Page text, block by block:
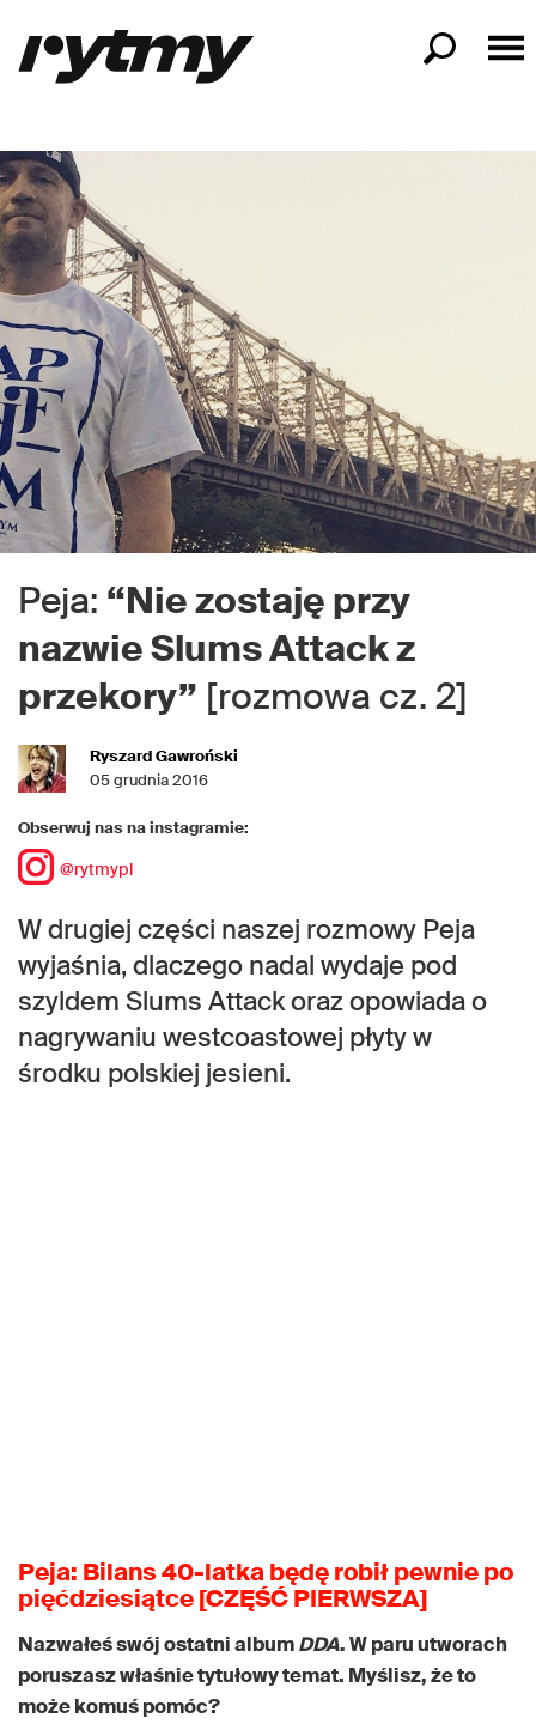
Peja: “Nie zostaję przy
nazwie Slums Attack z
przekory” [rozmowa cz. 2]
Ryszard Gawroński
05 grudnia 2016
Obserwuj nas na instagramie:
@rytmypl
W drugiej części naszej rozmowy Peja
wyjaśnia, dlaczego nadal wydaje pod
szyldem Slums Attack oraz opowiada o
nagrywaniu westcoastowej płyty w
środku polskiej jesieni.
Peja: Bilans 40-latka będę robił pewnie po
pięćdziesiątce [CZĘŚĆ PIERWSZA]
Nazwałeś swój ostatni albumDDA. W paru utworach
poruszasz właśnie tytułowy temat. Myślisz, że to
może komuś pomóc?